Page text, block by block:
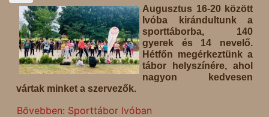
Augusztus 16-20 között
Ivóba kirándultunk a
sporttáborba, 140
gyerek és 14 nevelő.
Hétfőn megérkeztünk a
tábor helyszínére, ahol
nagyon kedvesen
vártak minket a szervezők.
Bővebben: Sporttábor Ivóban